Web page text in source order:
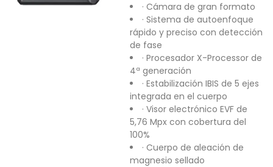
· Cámara de gran formato
· Sistema de autoenfoque
rápido y preciso con detección
de fase
· Procesador X-Processor de
4ª generación
· Estabilización IBIS de 5 ejes
integrada en el cuerpo
· Visor electrónico EVF de
5,76 Mpx con cobertura del
100%
· Cuerpo de aleación de
magnesio sellado